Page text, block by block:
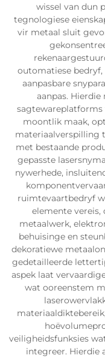
wissel van dun
tegnologiese
vir metaal sluit
outomatiese
aanpasbare
aanpas.
moontlik maak,
materiaalverspilling
met bestaande
gepasste
nywerhede,
ruimtevaartbedryf
elemente
metaalwerk,
behuisinge en
dekoratiewe
gedetailleerde
aspek laat
wat ooreenstem
veiligheidsfunksies
integreer. Hierdie